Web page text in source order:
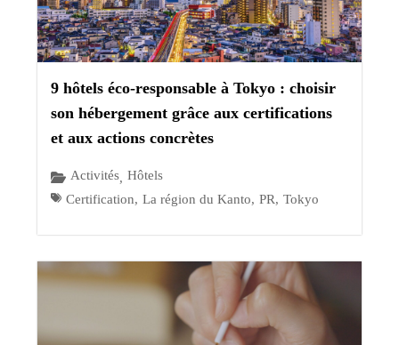
9 hôtels éco-responsable à Tokyo : choisir
son hébergement grâce aux certifications
et aux actions concrètes
Activités, Hôtels
Certification, La région du Kanto, PR, Tokyo